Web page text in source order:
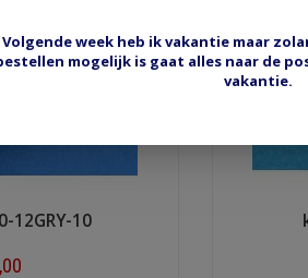
12GRY-10
Volgende week heb ik vakantie maar
mogelijk is gaat alles naar de
vakantie.